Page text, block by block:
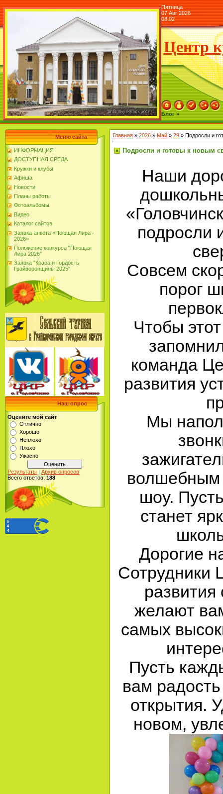
Пятница
07 Авг 2026
08:02
Центр
Блог »
Меню сайта
ИНФОРМАЦИЯ
ДОСТУПНАЯ СРЕДА
Кружки и клубы
Афиша
Новости
Планы работы
Фотоальбомы
Видео
Каталог сайтов
Заявка-анкета «Поющая Лира -
2026»
Положение конкурса "Поющая
Лира 2026"
Заявка "Краса и Гордость
Грайворонщины 2025"
Наш опрос
Оцените мой сайт
Отлично
Хорошо
Неплохо
Плохо
Ужасно
Результаты | Архив опросов
Всего ответов: 188
Главная » 2026 » Май » 29 » Подросли и
Подросли и готовы к новым
Наши
подросли
Совсем
порог
Чтобы
команда
развития
Мы
волшебным
шоу.
станет
Дорогие
Сотрудники
развития
желают
самых
Пусть
вам
открытия.
новом,